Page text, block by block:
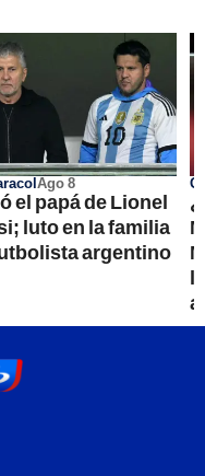
Ago 8
el papá de Lionel
luto en la familia
argentino